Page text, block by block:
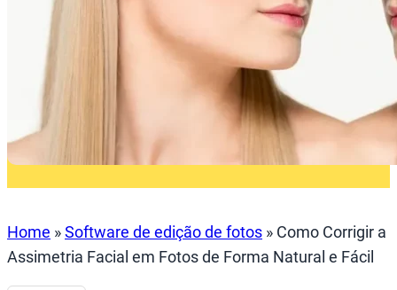
Home »Software de edição de fotos » Como Corrigir a
Assimetria Facial em Fotos de Forma Natural e Fácil